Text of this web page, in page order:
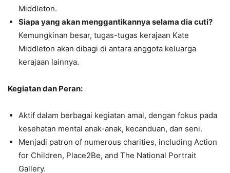
Middleton.
Siapa yang akan menggantikannya selama dia cuti?
Kemungkinan besar, tugas-tugas kerajaan Kate
Middleton akan dibagi di antara anggota keluarga
kerajaan lainnya.
Kegiatan dan Peran:
Aktif dalam berbagai kegiatan amal, dengan fokus pada
kesehatan mental anak-anak, kecanduan, dan seni.
Menjadi patron of numerous charities, including Action
for Children, Place2Be, and The National Portrait
Gallery.